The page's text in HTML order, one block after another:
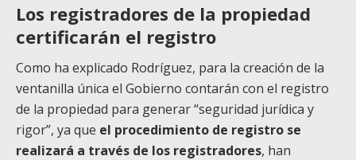
Los registradores de la propiedad
certificarán el registro
Como ha explicado Rodríguez, para la creación de la
ventanilla única el Gobierno contarán con el registro
de la propiedad para generar “seguridad jurídica y
rigor”, ya que el procedimiento de registro se
realizará a través de los registradores, han